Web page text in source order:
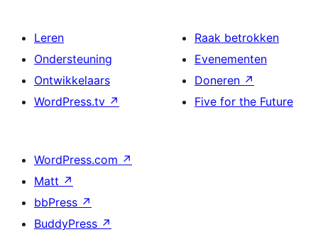
Leren
Ondersteuning
Ontwikkelaars
WordPress.tv ↗
Raak betrokken
Evenementen
Doneren ↗
Five for the Future
WordPress.com ↗
Matt ↗
bbPress ↗
BuddyPress ↗